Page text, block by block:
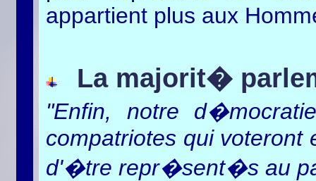
appartient plus aux
La majorit�
"Enfin, notre
compatriotes qui voteront
d'�tre repr�sent�s au